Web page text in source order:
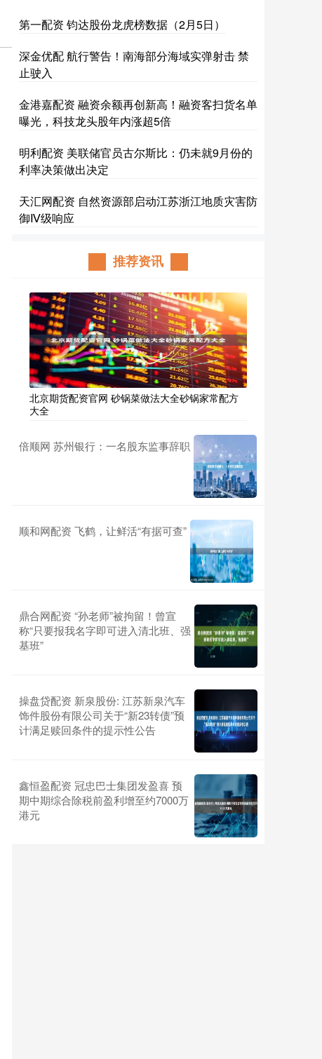
第一配资 钧达股份龙虎榜数据（2月5日）
深金优配 航行警告！南海部分海域实弹射击 禁
止驶入
金港嘉配资 融资余额再创新高！融资客扫货名单
曝光，科技龙头股年内涨超5倍
明利配资 美联储官员古尔斯比：仍未就9月份的
利率决策做出决定
天汇网配资 自然资源部启动江苏浙江地质灾害防
御Ⅳ级响应
推荐资讯
北京期货配资官网 砂锅菜做法大全砂锅家常配方
大全
倍顺网 苏州银行：一名股东监事辞职
顺和网配资 飞鹤，让鲜活“有据可查”
鼎合网配资 “孙老师”被拘留！曾宣
称“只要报我名字即可进入清北班、强
基班”
操盘贷配资 新泉股份: 江苏新泉汽车
饰件股份有限公司关于“新23转债”预
计满足赎回条件的提示性公告
鑫恒盈配资 冠忠巴士集团发盈喜 预
期中期综合除税前盈利增至约7000万
港元